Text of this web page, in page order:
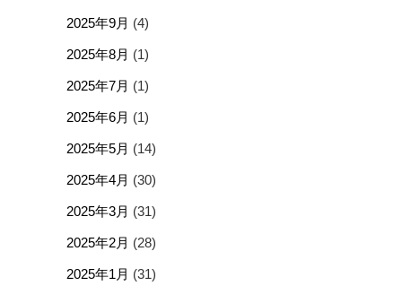
2025年9月 (4)
2025年8月 (1)
2025年7月 (1)
2025年6月 (1)
2025年5月 (14)
2025年4月 (30)
2025年3月 (31)
2025年2月 (28)
2025年1月 (31)